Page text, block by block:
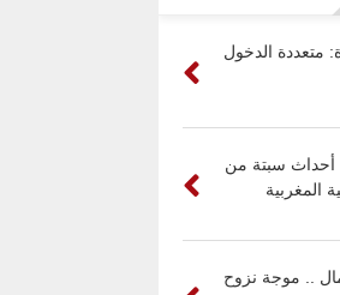
متعددة الدخول
أحداث سبتة من
المغربية
.. موجة نزوح